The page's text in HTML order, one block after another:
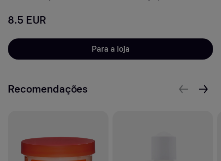
8.5 EUR
Para a loja
Recomendações